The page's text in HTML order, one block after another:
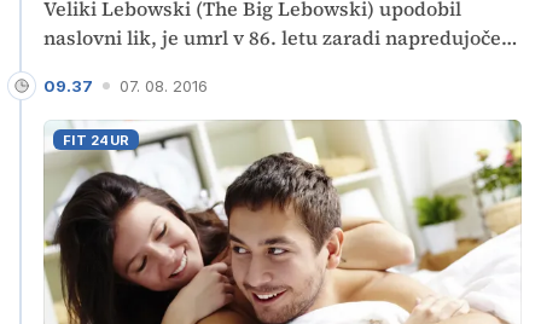
Veliki Lebowski (The Big Lebowski) upodobil
naslovni lik, je umrl v 86. letu zaradi napredujoče
FIT 24UR
09.37 07. 08. 2016